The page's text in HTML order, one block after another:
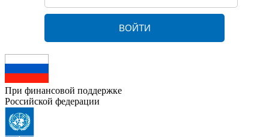
При финансовой поддержке
Российской федерации